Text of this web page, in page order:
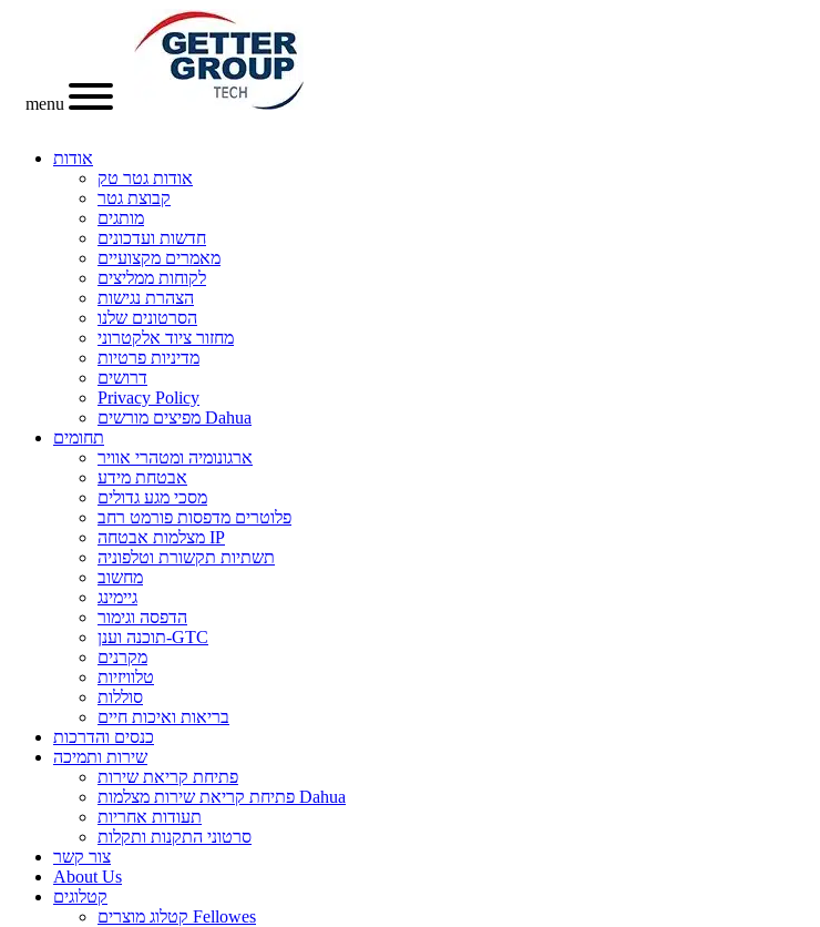
menu
אודות
אודות גטר טק
קבוצת גטר
מותגים
חדשות ועדכונים
מאמרים מקצועיים
לקוחות ממליצים
הצהרת נגישות
הסרטונים שלנו
מחזור ציוד אלקטרוני
מדיניות פרטיות
דרושים
Privacy Policy
מפיצים מורשים Dahua
תחומים
ארגונומיה ומטהרי אוויר
אבטחת מידע
מסכי מגע גדולים
פלוטרים מדפסות פורמט רחב
מצלמות אבטחה IP
תשתיות תקשורת וטלפוניה
מחשוב
גיימינג
הדפסה וגימור
תוכנה וענן-GTC
מקרנים
טלוויזיות
סוללות
בריאות ואיכות חיים
כנסים והדרכות
שירות ותמיכה
פתיחת קריאת שירות
פתיחת קריאת שירות מצלמות Dahua
תעודות אחריות
סרטוני התקנות ותקלות
צור קשר
About Us
קטלוגים
קטלוג מוצרים Fellowes